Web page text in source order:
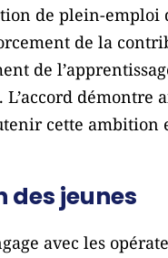
de plein-emploi
de la
de
cette ambition
jeunes
avec les